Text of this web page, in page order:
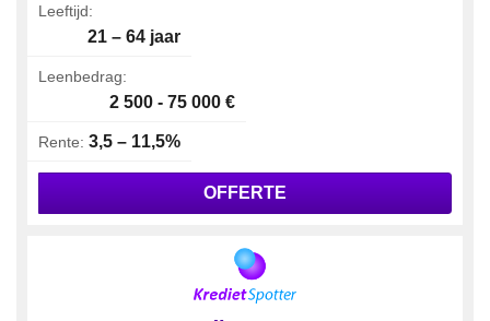
Leeftijd:
21 – 64 jaar
Leenbedrag:
2 500 - 75 000 €
Rente: 3,5 – 11,5%
OFFERTE